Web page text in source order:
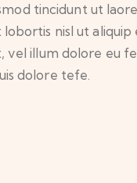
tincidunt ut
nisl ut
illum dolore eu
dolore tefe.